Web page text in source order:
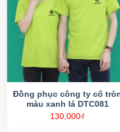
Đồng phục công ty cổ
màu xanh lá DTC081
130,000₫